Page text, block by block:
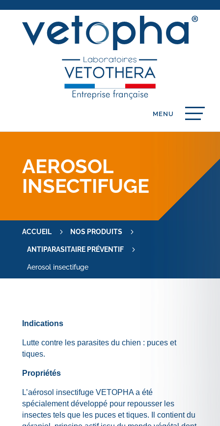
AEROSOL
INSECTIFUGE
ACCUEIL 5 NOS PRODUITS 5
ANTIPARASITAIRE PRÉVENTIF 5
Aerosol insectifuge
Indications
Lutte contre les parasites du chien : puces et
tiques.
Propriétés
L’aérosol insectifuge VETOPHA a été
spécialement développé pour repousser les
insectes tels que les puces et tiques. Il contient du